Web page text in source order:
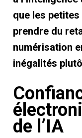
que les
prendre du
numérisation
inégalités
de l’IA